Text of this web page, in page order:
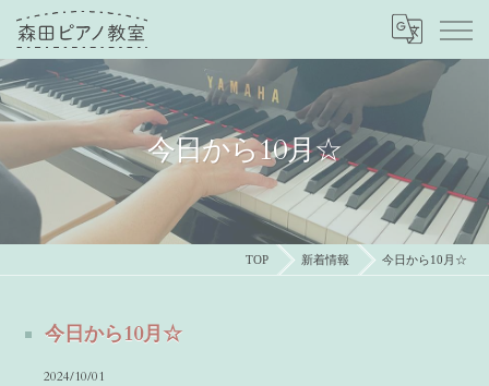
今日から10月☆
TOP 新着情報 今日から10月☆
今日から10月☆
2024/10/01